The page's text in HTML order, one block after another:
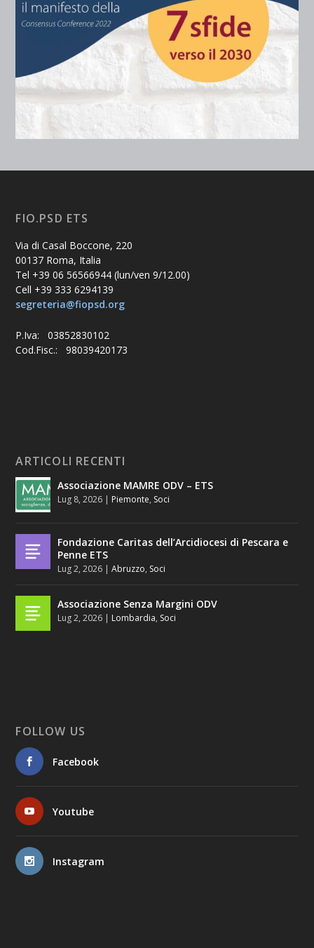
FIO.PSD ETS
Via di Casal Boccone, 220
00137 Roma, Italia
Tel +39 06 56566944 (lun/ven 9/12.00)
Cell +39 333 6294139
segreteria@fiopsd.org
P.Iva: 03852830102
Cod.Fisc.: 98039420173
ARTICOLI RECENTI
Associazione MAMRE ODV – ETS
Lug 8, 2026 | Piemonte, Soci
Fondazione Caritas dell’Arcidiocesi di Pescara e
Penne ETS
Lug 2, 2026 |Abruzzo, Soci
Associazione Senza Margini ODV
Lug 2, 2026 | Lombardia, Soci
FOLLOW US
Facebook
Youtube
Instagram